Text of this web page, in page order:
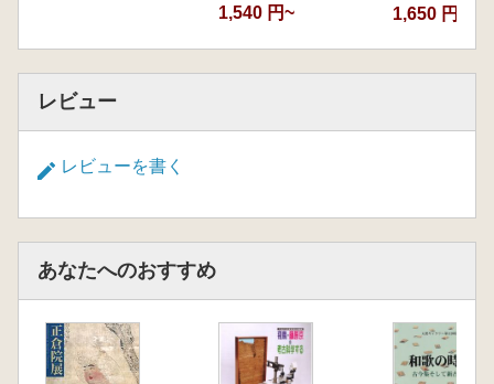
1,540 円~ 1,650 円
レビュー
レビューを書く
あなたへのおすすめ